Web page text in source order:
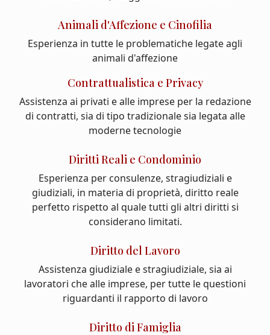
Animali d'Affezione e Cinofilia
Esperienza in tutte le problematiche legate agli
animali d'affezione
Contrattualistica e Privacy
Assistenza ai privati e alle imprese per la redazione
di contratti, sia di tipo tradizionale sia legata alle
moderne tecnologie
Diritti Reali e Condominio
Esperienza per consulenze, stragiudiziali e
giudiziali, in materia di proprietà, diritto reale
perfetto rispetto al quale tutti gli altri diritti si
considerano limitati.
Diritto del Lavoro
Assistenza giudiziale e stragiudiziale, sia ai
lavoratori che alle imprese, per tutte le questioni
riguardanti il rapporto di lavoro
Diritto di Famiglia